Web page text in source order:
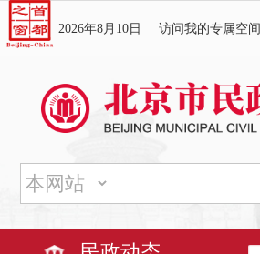
2026年8月10日 访问我的专属空间